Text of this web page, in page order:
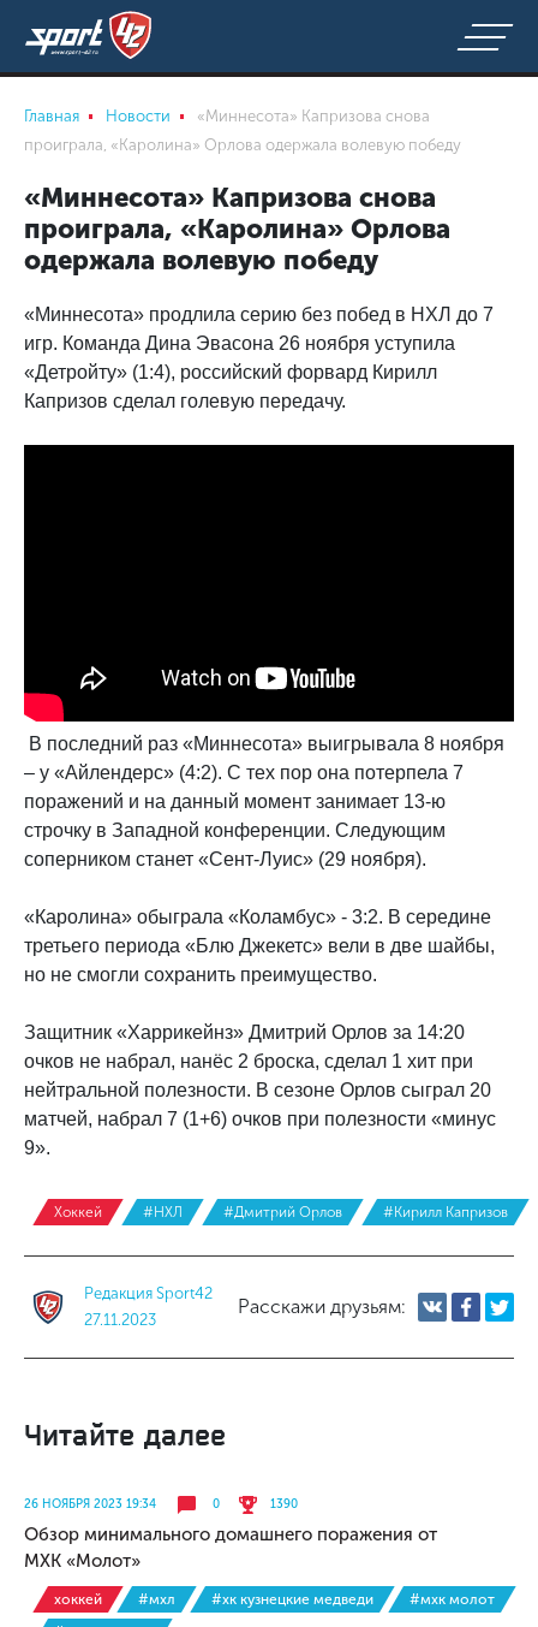
Главная Новости
«Миннесота» Капризова снова
проиграла, «Каролина» Орлова одержала волевую победу
«Миннесота» Капризова снова
проиграла, «Каролина» Орлова
одержала волевую победу
«Миннесота» продлила серию без побед в НХЛ до 7
игр. Команда Дина Эвасона 26 ноября уступила
«Детройту» (1:4), российский форвард Кирилл
Капризов сделал голевую передачу.
В последний раз «Миннесота» выигрывала 8 ноября
– у «Айлендерс» (4:2). С тех пор она потерпела 7
поражений и на данный момент занимает 13-ю
строчку в Западной конференции. Следующим
соперником станет «Сент-Луис» (29 ноября).
«Каролина» обыграла «Коламбус» - 3:2. В середине
третьего периода «Блю Джекетс» вели в две шайбы,
но не смогли сохранить преимущество.
Защитник «Харрикейнз» Дмитрий Орлов за 14:20
очков не набрал, нанёс 2 броска, сделал 1 хит при
нейтральной полезности. В сезоне Орлов сыграл 20
матчей, набрал 7 (1+6) очков при полезности «минус
9».
Хоккей #НХЛ #Дмитрий Орлов #Кирилл Капризов
Редакция Sport42
27.11.2023
Расскажи друзьям:
Читайте далее
26 НОЯБРЯ 2023 19:34 0 1390
Обзор минимального домашнего поражения от
МХК «Молот»
хоккей #мхл #хк кузнецкие медведи
#мхк молот